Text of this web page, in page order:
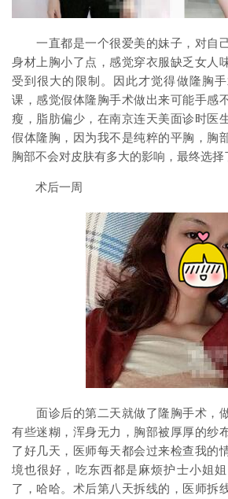
一直都是一个很爱美的妹子，对自
身材上胸小了点，感觉穿衣服缺乏女人
受到很大的限制。因此才觉得做隆胸
课，感觉假体隆胸手术做出来可能手感
瘦，脂肪偏少，在南京连天美面诊时医
假体隆胸，因为我不是纯粹的平胸，胸
胸部不会对皮肤有多大的影响，最终选择
术后一周
面诊后的第二天就做了隆胸手术，做
有些迷糊，浑身无力，胸部被厚厚的纱
了好几天，医师每天都会过来检查我的
境也很好，吃东西都是麻烦护士小姐
了，哈哈。术后第八天拆线的，医师拆